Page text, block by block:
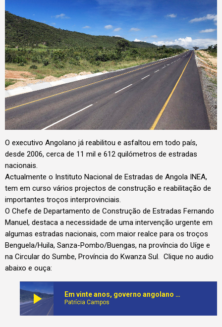
O executivo Angolano já reabilitou e asfaltou em todo país,
desde 2006, cerca de 11 mil e 612 quilómetros de estradas
nacionais.
Actualmente o Instituto Nacional de Estradas de Angola INEA,
tem em curso vários projectos de construção e reabilitação de
importantes troços interprovinciais.
O Chefe de Departamento de Construção de Estradas Fernando
Manuel, destaca a necessidade de uma intervenção urgente em
algumas estradas nacionais, com maior realce para os troços
Benguela/Huila, Sanza-Pombo/Buengas, na província do Uíge e
na Circular do Sumbe, Província do Kwanza Sul. Clique no audio
abaixo e ouça:
play_arrow Em vinte anos, governo angolano asfaltou e reabilitou mais de 11 mil quilómentros de estradas
Patrícia Campos